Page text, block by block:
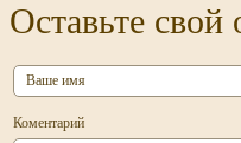
Оставьте свой
Коментарий